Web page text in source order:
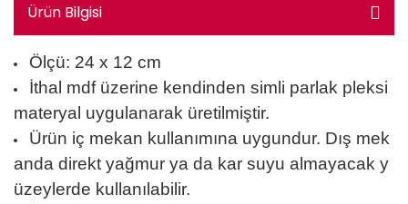
Ürün Bilgisi
Ölçü: 24 x 12 cm
İthal mdf üzerine kendinden simli parlak pleksi
materyal uygulanarak üretilmiştir.
Ürün iç mekan kullanımına uygundur. Dış mek
anda direkt yağmur ya da kar suyu almayacak y
üzeylerde kullanılabilir.